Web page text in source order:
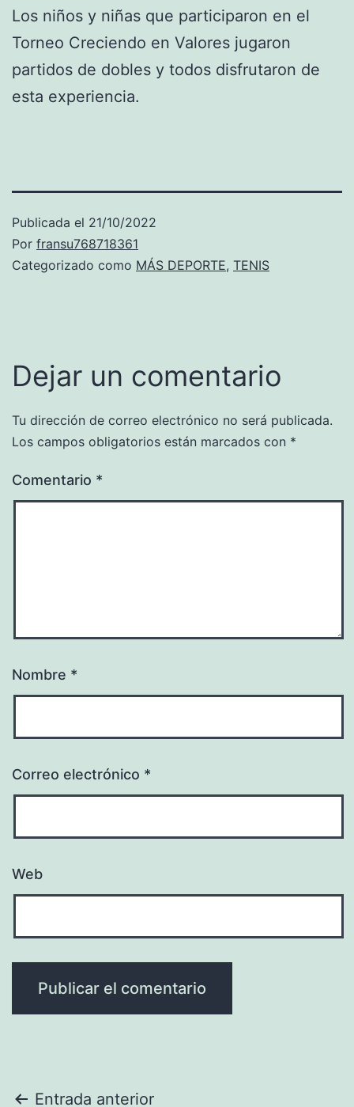
Los niños y niñas que participaron en el
Torneo Creciendo en Valores jugaron
partidos de dobles y todos disfrutaron de
esta experiencia.
Publicada el 21/10/2022
Por fransu768718361
Categorizado como MÁS DEPORTE, TENIS
Dejar un comentario
Tu dirección de correo electrónico no será publicada.
Los campos obligatorios están marcados con *
Comentario *
Nombre *
Correo electrónico *
Web
Entrada anterior